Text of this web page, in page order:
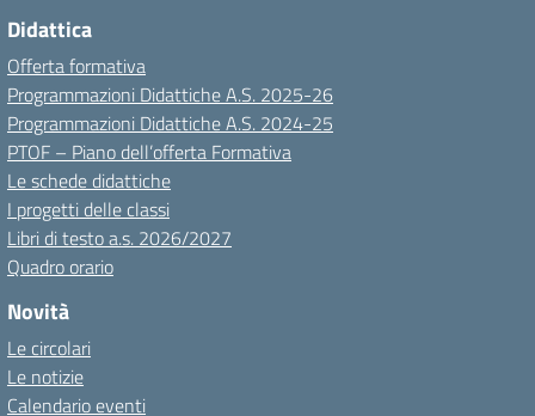
Didattica
Offerta formativa
Programmazioni Didattiche A.S. 2025-26
Programmazioni Didattiche A.S. 2024-25
PTOF – Piano dell’offerta Formativa
Le schede didattiche
I progetti delle classi
Libri di testo a.s. 2026/2027
Quadro orario
Novità
Le circolari
Le notizie
Calendario eventi